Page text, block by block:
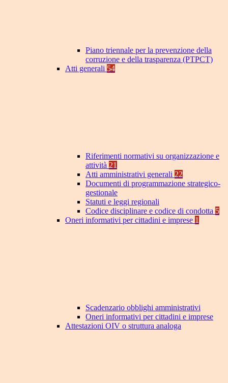
Piano triennale per la prevenzione della
corruzione e della trasparenza (PTPCT)
Atti generali 54
Riferimenti normativi su organizzazione e
attività 21
Atti amministrativi generali 22
Documenti di programmazione strategico-
gestionale
Statuti e leggi regionali
Codice disciplinare e codice di condotta 5
Oneri informativi per cittadini e imprese 1
Scadenzario obblighi amministrativi
Oneri informativi per cittadini e imprese
Attestazioni OIV o struttura analoga